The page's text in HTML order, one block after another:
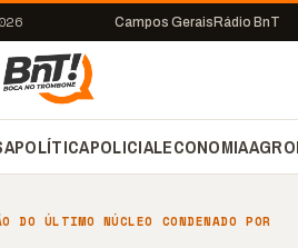
Campos Gerais Rádio BnT
POLÍTICAPOLICIALECONOMIA
DO ÚLTIMO NÚCLEO CONDENADO POR